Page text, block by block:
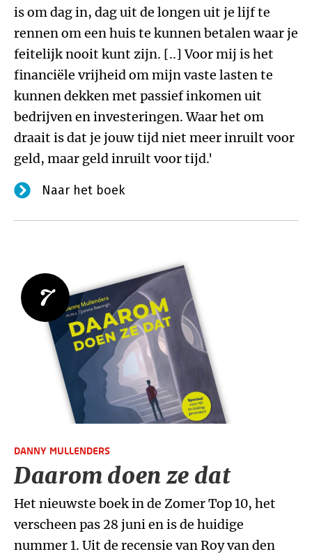
is om dag in, dag uit de longen uit je lijf te
rennen om een huis te kunnen betalen waar je
feitelijk nooit kunt zijn. [..] Voor mij is het
financiële vrijheid om mijn vaste lasten te
kunnen dekken met passief inkomen uit
bedrijven en investeringen. Waar het om
draait is dat je jouw tijd niet meer inruilt voor
geld, maar geld inruilt voor tijd.'
Naar het boek
DANNY MULLENDERS
Daarom doen ze dat
Het nieuwste boek in de Zomer Top 10, het
verscheen pas 28 juni en is de huidige
nummer 1. Uit de recensie van Roy van den
7